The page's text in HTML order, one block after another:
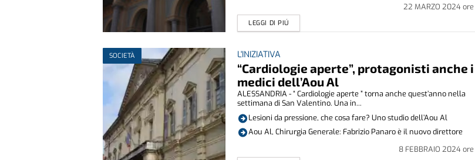
22 MARZO 2024ore
LEGGI DI PIÚ
SOCIETÀ L'INIZIATIVA
“Cardiologie aperte”, protagonisti anche i
medici dell’Aou Al
8 FEBBRAIO 2024ore
ALESSANDRIA - “ Cardiologie aperte ” torna anche quest’anno nella
settimana di San Valentino. Una in...
Lesioni da pressione, che cosa fare? Uno studio dell’Aou Al
Aou Al, Chirurgia Generale: Fabrizio Panaro è il nuovo direttore